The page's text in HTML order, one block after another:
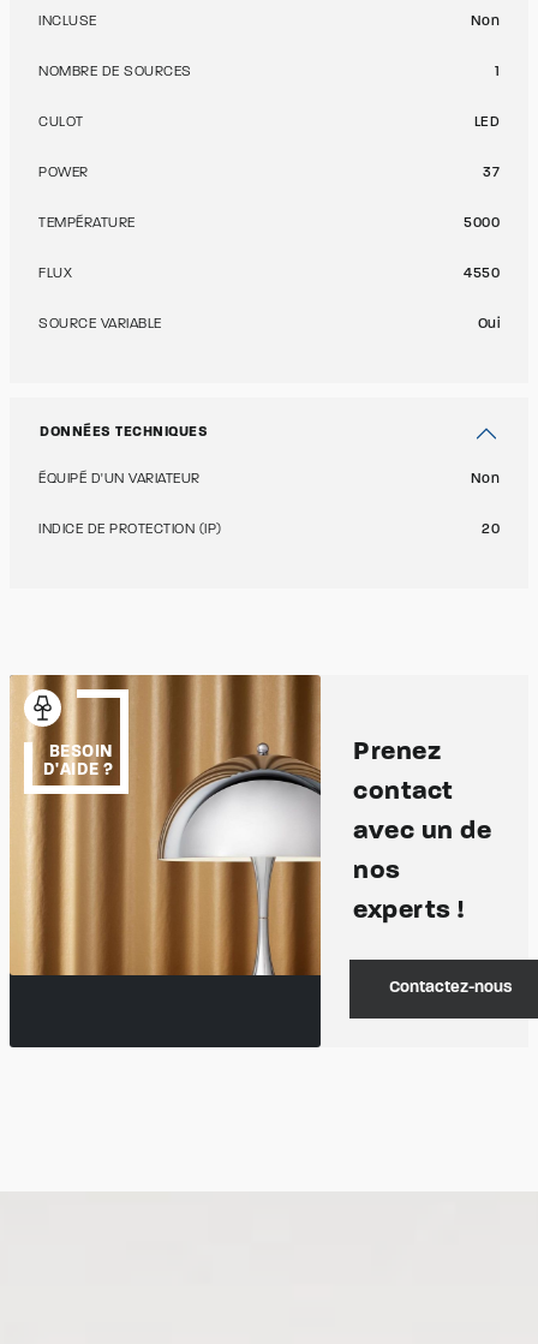
INCLUSE Non
NOMBRE DE SOURCES 1
CULOT LED
POWER 37
TEMPÉRATURE 5000
FLUX 4550
SOURCE VARIABLE Oui
DONNÉES TECHNIQUES
ÉQUIPÉ D'UN VARIATEUR Non
INDICE DE PROTECTION (IP) 20
BESOIN
D'AIDE ?
Prenez
contact
avec un de
nos
experts !
Contactez-nous